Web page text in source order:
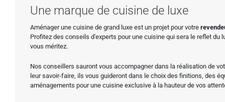
Une marque de cuisine de luxe
Aménager une cuisine de grand luxe est un projet pour votre
Profitez des conseils d'experts pour une cuisine qui sera le reflet du
vous méritez.
Nos conseillers sauront vous accompagner dans la réalisation de
leur savoir-faire, ils vous guideront dans le choix des finitions, des
aménagements pour une cuisine exclusive à la hauteur de vos